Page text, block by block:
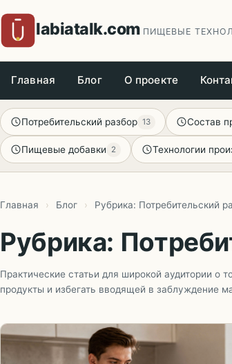
содержимому
labiatalk.com ПИЩЕВЫЕ
Главная Блог О проекте
Потребительский разбор 13 Состав
Пищевые добавки 2 Технологии
Главная › Блог › Рубрика: Потребительский
Рубрика:
Практические статьи для широкой аудитории о
продукты и избегать вводящей в заблуждение